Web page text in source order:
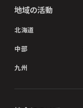
地域の活動
北海道
中部
九州